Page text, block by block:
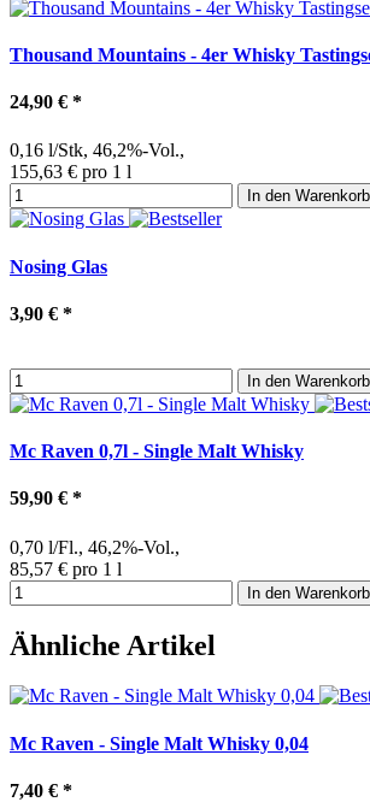
Thousand Mountains - 4er Whisky
24,90 € *
0,16 l/Stk, 46,2%-Vol.,
155,63 € pro 1 l
In den Warenkorb
Nosing Glas
3,90 € *
In den Warenkorb
Mc Raven 0,7l - Single Malt Whisky
59,90 € *
0,70 l/Fl., 46,2%-Vol.,
85,57 € pro 1 l
In den Warenkorb
Ähnliche Artikel
Mc Raven - Single Malt Whisky 0,04
7,40 € *